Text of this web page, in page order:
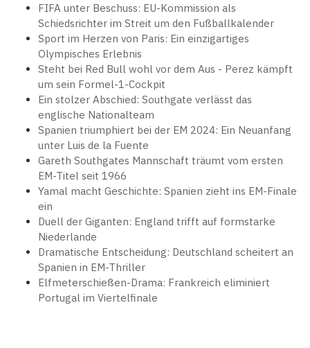
FIFA unter Beschuss: EU-Kommission als
Schiedsrichter im Streit um den Fußballkalender
Sport im Herzen von Paris: Ein einzigartiges
Olympisches Erlebnis
Steht bei Red Bull wohl vor dem Aus - Perez kämpft
um sein Formel-1-Cockpit
Ein stolzer Abschied: Southgate verlässt das
englische Nationalteam
Spanien triumphiert bei der EM 2024: Ein Neuanfang
unter Luis de la Fuente
Gareth Southgates Mannschaft träumt vom ersten
EM-Titel seit 1966
Yamal macht Geschichte: Spanien zieht ins EM-Finale
ein
Duell der Giganten: England trifft auf formstarke
Niederlande
Dramatische Entscheidung: Deutschland scheitert an
Spanien in EM-Thriller
Elfmeterschießen-Drama: Frankreich eliminiert
Portugal im Viertelfinale